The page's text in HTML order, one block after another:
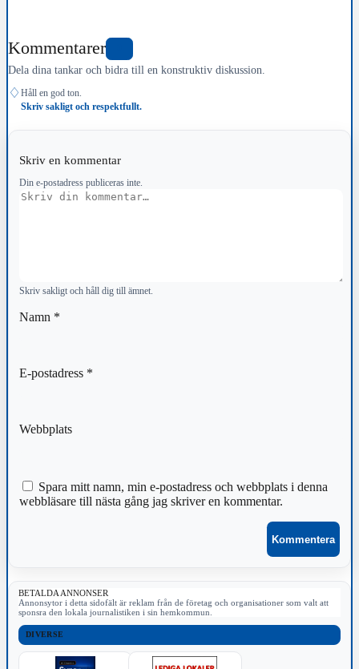
Kommentarer
Dela dina tankar och bidra till en konstruktiv diskussion.
♢ Håll en god ton.
Skriv sakligt och respektfullt.
Skriv en kommentar
Din e-postadress publiceras inte.
Kommentar
Skriv sakligt och håll dig till ämnet.
Namn *
E-postadress *
Webbplats
Spara mitt namn, min e-postadress och webbplats i denna
webbläsare till nästa gång jag skriver en kommentar.
BETALDA ANNONSER
Annonsytor i detta sidofält är reklam från de företag och organisationer som valt att
sponsra den lokala journalistiken i sin hemkommun.
DIVERSE